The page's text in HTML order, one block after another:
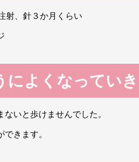
射、針３か月くらい
によくなってい
いと歩けませんでした。
きます。